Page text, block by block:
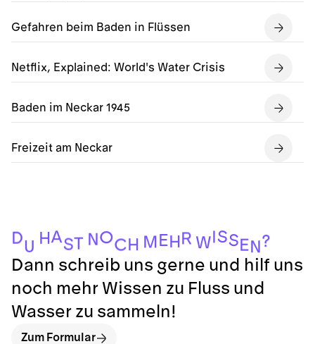
Gefahren beim Baden in Flüssen
Netflix, Explained: World's Water Crisis
Baden im Neckar 1945
Freizeit am Neckar
DU H AST N OCH M E H R W SS EN?
Dann schreib uns gerne und hilf uns
noch mehr Wissen zu Fluss und
Wasser zu sammeln!
Zum Formular